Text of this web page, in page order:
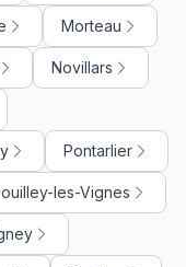
Morteau
Novillars
Pontarlier
les-Vignes